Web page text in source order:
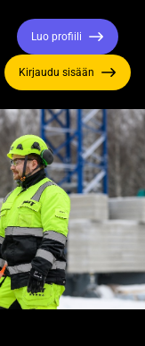
Luo profiili
Kirjaudu sisään